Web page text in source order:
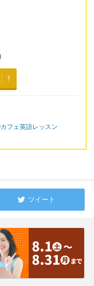
1
フェ英語レッスン
ツイート